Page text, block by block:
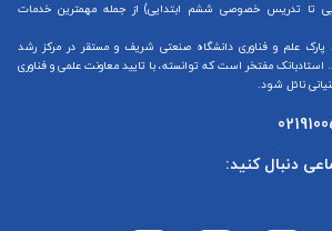
تا تدریس خصوصی ششم ابتدایی) از جمله مهمترین خدمات
علم و فناوری دانشگاه صنعتی شریف و مستقر در مرکز رشد
مفتخر است که توانسته، با تایید معاونت علمی و فناوری
نائل شود.
دنبال کنید: